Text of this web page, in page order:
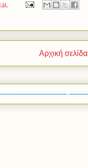
Αρχική σελίδα